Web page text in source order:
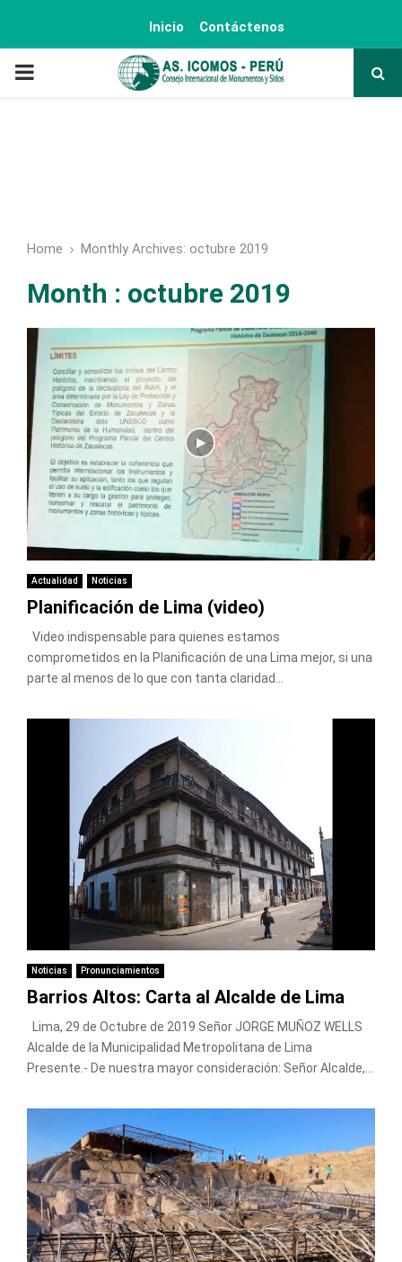
Inicio Contáctenos
PRIMARY
Home Monthly Archives: octubre 2019
Month : octubre 2019
Actualidad Noticias
Planificación de Lima (video)
Video indispensable para quienes estamos
comprometidos en la Planificación de una Lima mejor, si una
parte al menos de lo que con tanta claridad...
Noticias Pronunciamientos
Barrios Altos: Carta al Alcalde de Lima
Lima, 29 de Octubre de 2019 Señor JORGE MUÑOZ WELLS
Alcalde de la Municipalidad Metropolitana de Lima
Presente.- De nuestra mayor consideración: Señor Alcalde,...